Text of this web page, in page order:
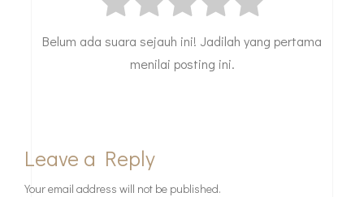
Belum ada suara sejauh ini! Jadilah yang pertama
menilai posting ini.
Leave a Reply
Your email address will not be published.